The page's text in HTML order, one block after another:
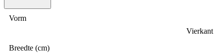
Vorm
Vierkant
Breedte (cm)